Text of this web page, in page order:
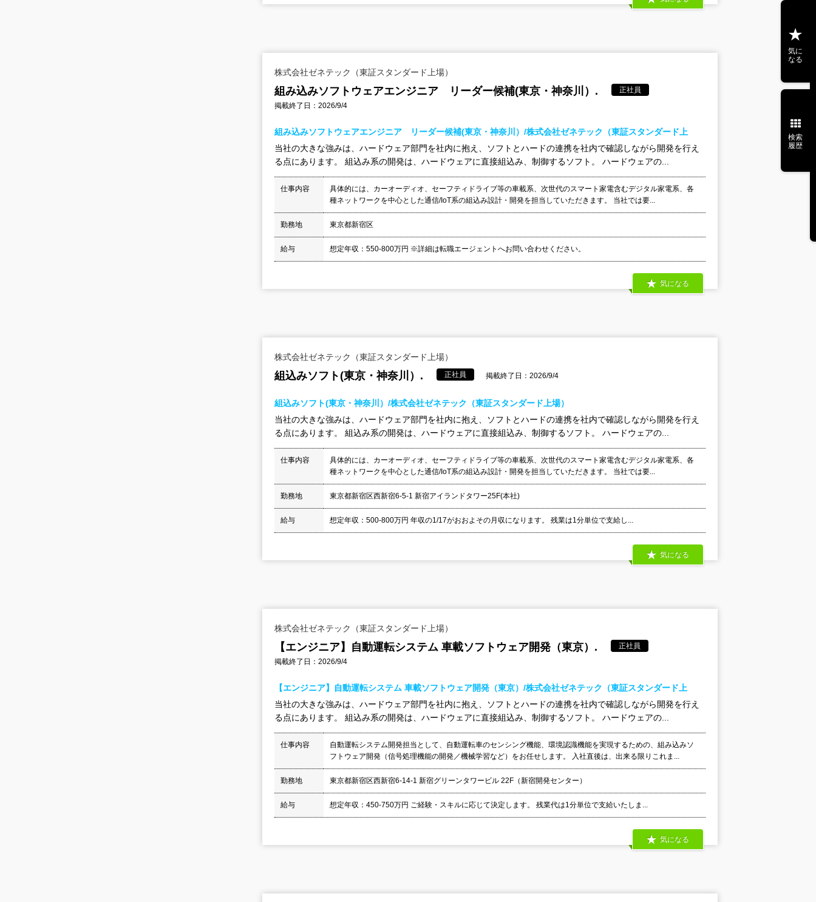
株式会社ゼネテック（東証スタンダード上場）
組み込みソフトウェアエンジニア リーダー候補(東京・神奈川）.
正社員
掲載終了日：2026/9/4
組み込みソフトウェアエンジニア リーダー候補(東京・神奈川）/株式会社ゼネテック（東証スタンダード上
当社の大きな強みは、ハードウェア部門を社内に抱え、ソフトとハードの連携を社内で確認しながら開発を行え
る点にあります。 組込み系の開発は、ハードウェアに直接組込み、制御するソフト。 ハードウェアの...
仕事内容
具体的には、カーオーディオ、セーフティドライブ等の車載系、次世代のスマート家電含むデジタル家電系、各
種ネットワークを中心とした通信/IoT系の組込み設計・開発を担当していただきます。 当社では要...
勤務地 東京都新宿区
給与 想定年収：550-800万円 ※詳細は転職エージェントへお問い合わせください。
気になる
株式会社ゼネテック（東証スタンダード上場）
組込みソフト(東京・神奈川）. 正社員 掲載終了日：2026/9/4
組込みソフト(東京・神奈川）/株式会社ゼネテック（東証スタンダード上場）
当社の大きな強みは、ハードウェア部門を社内に抱え、ソフトとハードの連携を社内で確認しながら開発を行え
る点にあります。 組込み系の開発は、ハードウェアに直接組込み、制御するソフト。 ハードウェアの...
仕事内容
具体的には、カーオーディオ、セーフティドライブ等の車載系、次世代のスマート家電含むデジタル家電系、各
種ネットワークを中心とした通信/IoT系の組込み設計・開発を担当していただきます。 当社では要...
勤務地 東京都新宿区西新宿6-5-1 新宿アイランドタワー25F(本社)
給与 想定年収：500-800万円 年収の1/17がおおよその月収になります。 残業は1分単位で支給し...
気になる
株式会社ゼネテック（東証スタンダード上場）
【エンジニア】自動運転システム 車載ソフトウェア開発（東京）.
正社員
掲載終了日：2026/9/4
【エンジニア】自動運転システム 車載ソフトウェア開発（東京）/株式会社ゼネテック（東証スタンダード上
当社の大きな強みは、ハードウェア部門を社内に抱え、ソフトとハードの連携を社内で確認しながら開発を行え
る点にあります。 組込み系の開発は、ハードウェアに直接組込み、制御するソフト。 ハードウェアの...
仕事内容
自動運転システム開発担当として、自動運転車のセンシング機能、環境認識機能を実現するための、組み込みソ
フトウェア開発（信号処理機能の開発／機械学習など）をお任せします。 入社直後は、出来る限りこれま...
勤務地 東京都新宿区西新宿6-14-1 新宿グリーンタワービル 22F（新宿開発センター）
給与 想定年収：450-750万円 ご経験・スキルに応じて決定します。 残業代は1分単位で支給いたしま...
気になる
気に
なる
検索
履歴